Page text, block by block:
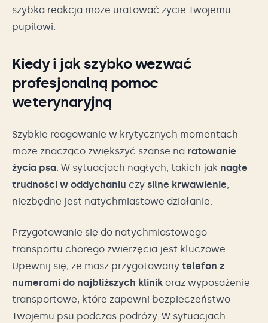
szybka reakcja może uratować życie Twojemu
pupilowi.
Kiedy i jak szybko wezwać
profesjonalną pomoc
weterynaryjną
Szybkie reagowanie w krytycznych momentach
może znacząco zwiększyć szanse na ratowanie
życia psa. W sytuacjach nagłych, takich jak nagłe
trudności w oddychaniu czy silne krwawienie,
niezbędne jest natychmiastowe działanie.
Przygotowanie się do natychmiastowego
transportu chorego zwierzęcia jest kluczowe.
Upewnij się, że masz przygotowany telefon z
numerami do najbliższych klinik oraz wyposażenie
transportowe, które zapewni bezpieczeństwo
Twojemu psu podczas podróży. W sytuacjach